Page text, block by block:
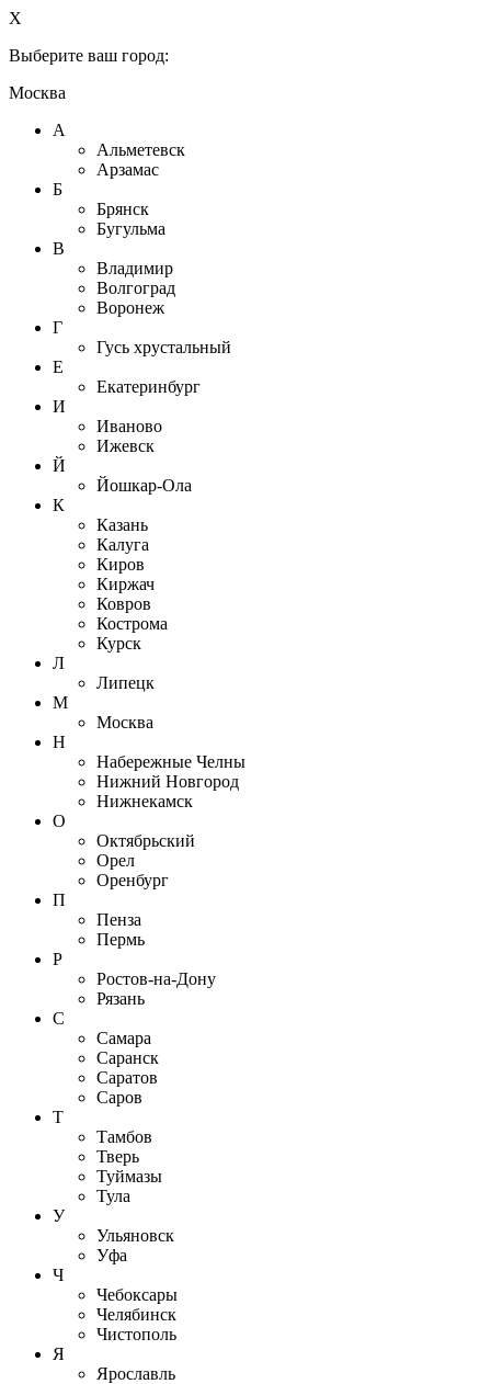
X
Выберите ваш город:
Москва
А
Альметевск
Арзамас
Б
Брянск
Бугульма
В
Владимир
Волгоград
Воронеж
Г
Гусь хрустальный
Е
Екатеринбург
И
Иваново
Ижевск
Й
Йошкар-Ола
К
Казань
Калуга
Киров
Киржач
Ковров
Кострома
Курск
Л
Липецк
М
Москва
Н
Набережные Челны
Нижний Новгород
Нижнекамск
О
Октябрьский
Орел
Оренбург
П
Пенза
Пермь
Р
Ростов-на-Дону
Рязань
С
Самара
Саранск
Саратов
Саров
Т
Тамбов
Тверь
Туймазы
Тула
У
Ульяновск
Уфа
Ч
Чебоксары
Челябинск
Чистополь
Я
Ярославль